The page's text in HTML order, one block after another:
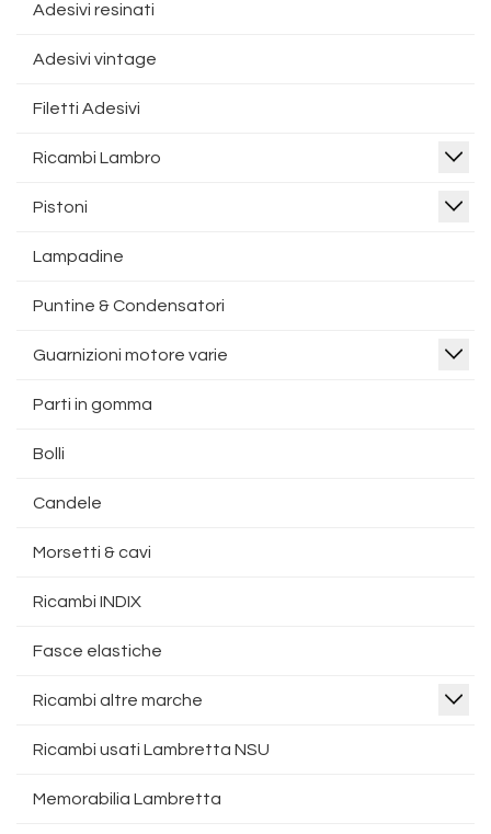
Adesivi resinati
Adesivi vintage
Filetti Adesivi
Ricambi Lambro
Pistoni
Lampadine
Puntine & Condensatori
Guarnizioni motore varie
Parti in gomma
Bolli
Candele
Morsetti & cavi
Ricambi INDIX
Fasce elastiche
Ricambi altre marche
Ricambi usati Lambretta NSU
Memorabilia Lambretta